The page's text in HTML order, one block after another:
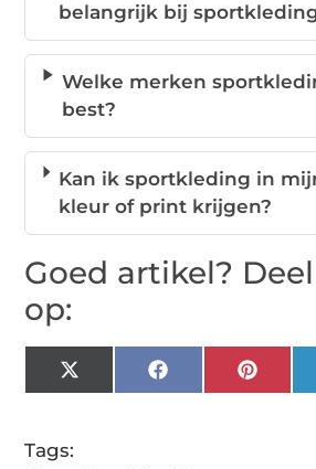
belangrijk bij
Welke merken
best?
Kan ik sportkleding in
kleur of print krijgen?
Goed artikel?
op:
X
(Twitter)
Facebook
Tags: